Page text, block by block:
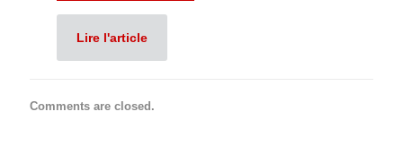
Lire l'article
Comments are closed.